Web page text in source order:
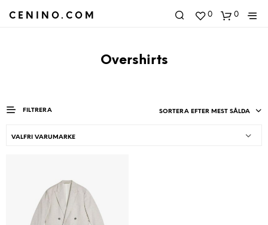
CENINO.COM 0 0
Overshirts
FILTRERA SORTERA EFTER MEST SÅLDA
VALFRI VARUMARKE